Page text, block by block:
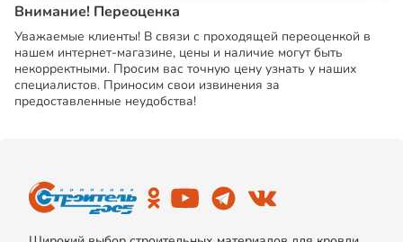
Внимание! Переоценка
Уважаемые клиенты! В связи с проходящей переоценкой в
нашем интернет-магазине, цены и наличие могут быть
некорректными. Просим вас точную цену узнать у наших
специалистов. Приносим свои извинения за
предоставленные неудобства!